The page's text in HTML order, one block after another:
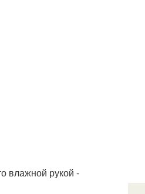
влажной рукой -